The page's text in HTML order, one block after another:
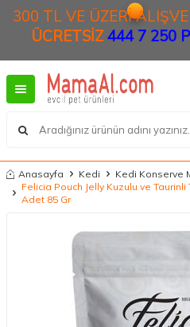
300 TL VE ÜZERİ
ÜCRETSİZ444 7 250
Anasayfa Kedi Kedi Konserve
Felicia Pouch Jelly Kuzulu ve Taurinli
Adet 85 Gr